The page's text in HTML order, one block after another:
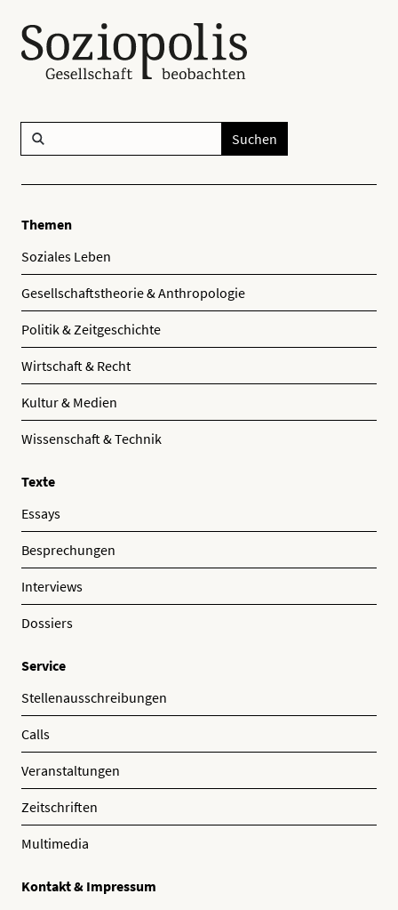
Suchen
Themen
Soziales Leben
Gesellschaftstheorie & Anthropologie
Politik & Zeitgeschichte
Wirtschaft & Recht
Kultur & Medien
Wissenschaft & Technik
Texte
Essays
Besprechungen
Interviews
Dossiers
Service
Stellenausschreibungen
Calls
Veranstaltungen
Zeitschriften
Multimedia
Kontakt & Impressum